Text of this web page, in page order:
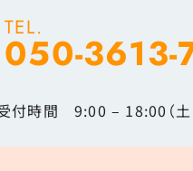
TEL.
050-3613-
付時間 9:00 – 18:00（土